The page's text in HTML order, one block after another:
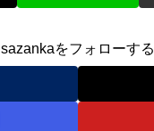
sazankaをフォローする